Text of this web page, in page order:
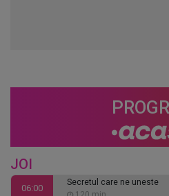
JOI
06:00
Secretul care ne uneste